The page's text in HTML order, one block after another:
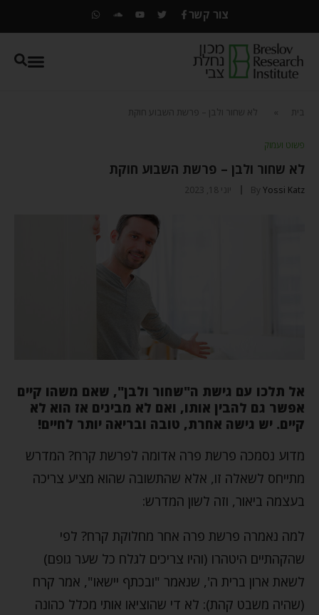
צור קשר
בית לא שחור ולבן – פרשת השבוע חוקת
פשוט ועמוק
לא שחור ולבן – פרשת השבוע חוקת
By Yossi Katz יוני 18, 2023
אל תלכו עם גישת ה"שחור ולבן", שאם משהו קיים
אפשר גם להבין אותו, ואם לא מבינים אז הוא לא
קיים. יש גישה אחרת, טובה ובריאה יותר לחיים!
מדוע נסמכה פרשת פרה אדומה לפרשת קרח? המדרש
מתייחס לשאלה זו, אלא שהתשובה שהוא מציע צריכה
בעצמה ביאור, וזה לשון המדרש:
למה נאמרה פרשת פרה אחר מחלוקת קרח? לפי
שהקהתיים היטהרו (והיו צריכים לגלח כל שער גופם)
לשאת ארון ברית ה', שנאמר "ובכתף יישאו", אמר קרח
(שהיה משבט קהת): לא די שהוציאו אותי מכלל כהונה